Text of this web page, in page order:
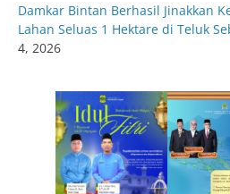
Damkar Bintan Berhasil Jinakkan
Lahan Seluas 1 Hektare di Teluk
4, 2026